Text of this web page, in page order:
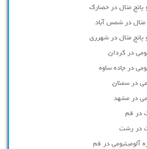
پانچ متال در حصارك
متال در شمس آباد
پانچ متال در شهرری
در کردان
در جاده ساوه
در سمنان
در مشهد
در قم
در رشت
آلومينيومی در قم